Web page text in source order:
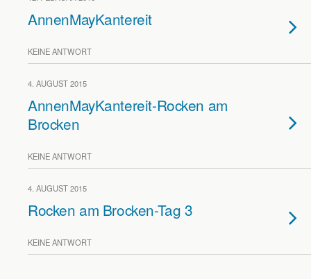
AnnenMayKantereit
KEINE ANTWORT
4. AUGUST 2015
AnnenMayKantereit-Rocken am
Brocken
KEINE ANTWORT
4. AUGUST 2015
Rocken am Brocken-Tag 3
KEINE ANTWORT